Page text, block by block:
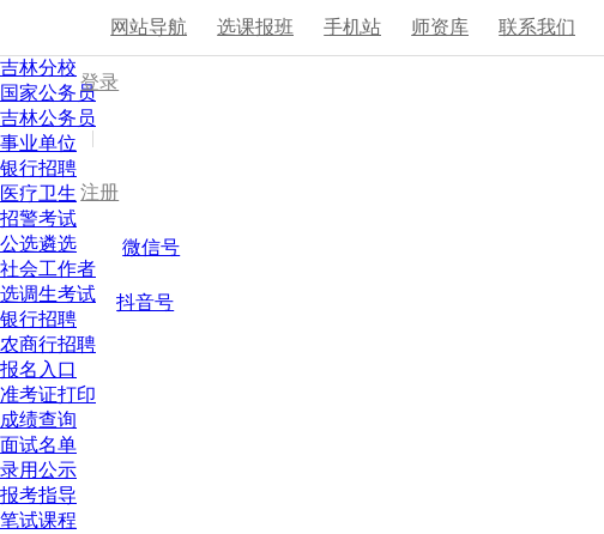
网站导航 选课报班 手机站 师资库 联系我们
登录
|
注册
微信号
抖音号
吉林分校
国家公务员
吉林公务员
事业单位
银行招聘
医疗卫生
招警考试
公选遴选
社会工作者
选调生考试
银行招聘
农商行招聘
报名入口
准考证打印
成绩查询
面试名单
录用公示
报考指导
笔试课程